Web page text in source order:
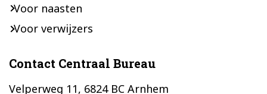
Voor naasten
Voor verwijzers
Contact Centraal Bureau
Velperweg 11, 6824 BC Arnhem